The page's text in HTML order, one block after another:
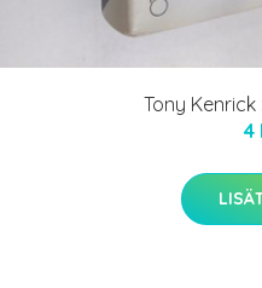
Tony Kenrick
4